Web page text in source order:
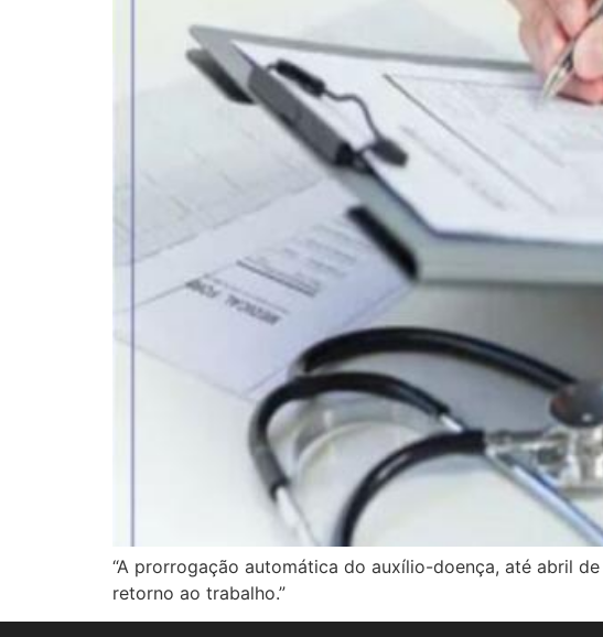
“A prorrogação automática do auxílio-doença, até abril
retorno ao trabalho.”